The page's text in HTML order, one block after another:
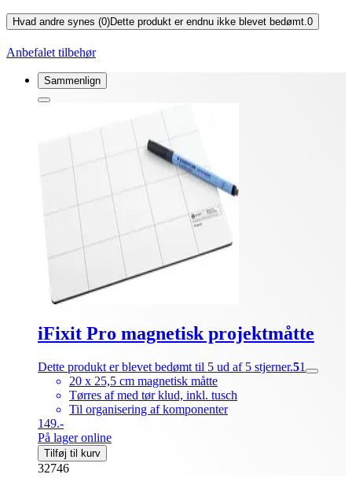
Hvad andre synes (0)Dette produkt er endnu ikke blevet bedømt.0
Anbefalet tilbehør
Sammenlign
iFixit Pro magnetisk projektmåtte
Dette produkt er blevet bedømt til 5 ud af 5 stjerner.51
20 x 25,5 cm magnetisk måtte
Tørres af med tør klud, inkl. tusch
Til organisering af komponenter
149.-
På lager online
Tilføj til kurv
32746